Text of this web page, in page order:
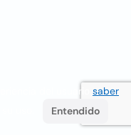
del usuario saber
Entendido